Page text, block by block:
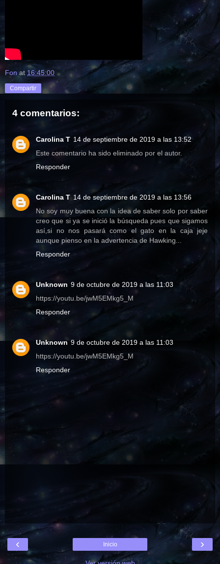
Fon at 16:45:00
Compartir
4 comentarios:
Carolina T 14 de septiembre de 2019 a las 13:52
Este comentario ha sido eliminado por el autor.
Responder
Carolina T 14 de septiembre de 2019 a las 13:56
No soy muy buena con la idea de saber solo por saber
creo que si ya se inició la búsqueda pues que sigamos
así,si no nos pasará como el gato en la caja jeje
aunque pienso en la advertencia de Hawking...
Responder
Unknown 9 de octubre de 2019 a las 11:03
https://youtu.be/jwM5EMkg5_M
Responder
Unknown 9 de octubre de 2019 a las 11:03
https://youtu.be/jwM5EMkg5_M
Responder
‹ ›
Inicio